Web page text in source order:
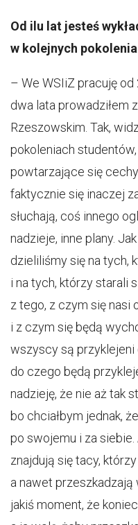
Od ilu lat jesteś
w kolejnych
– We WSIiZ pracuję
dwa lata prowadziłem
Rzeszowskim. Tak,
pokoleniach
powtarzające się
faktycznie się inaczej
słuchają, coś innego
nadzieje, inne plany.
dzieliliśmy się na tych,
i na tych, którzy starali
z tego, z czym się
i z czym się będą
wszyscy są
do czego będą
nadzieję, że nie aż tak
bo chciałbym jednak,
po swojemu i za
znajdują się tacy,
a nawet przeszkadzają
jakiś moment, że